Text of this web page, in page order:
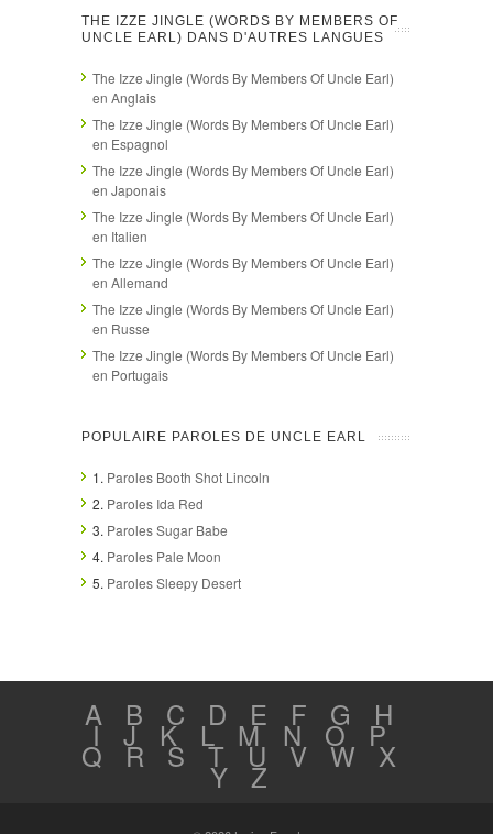
THE IZZE JINGLE (WORDS BY MEMBERS OF
UNCLE EARL) DANS D'AUTRES LANGUES
The Izze Jingle (Words By Members Of Uncle Earl)
en Anglais
The Izze Jingle (Words By Members Of Uncle Earl)
en Espagnol
The Izze Jingle (Words By Members Of Uncle Earl)
en Japonais
The Izze Jingle (Words By Members Of Uncle Earl)
en Italien
The Izze Jingle (Words By Members Of Uncle Earl)
en Allemand
The Izze Jingle (Words By Members Of Uncle Earl)
en Russe
The Izze Jingle (Words By Members Of Uncle Earl)
en Portugais
POPULAIRE PAROLES DE UNCLE EARL
1. Paroles Booth Shot Lincoln
2. Paroles Ida Red
3. Paroles Sugar Babe
4. Paroles Pale Moon
5. Paroles Sleepy Desert
A B C D E F G H
I J K L M N O P
Q R S T U V W X
Y Z